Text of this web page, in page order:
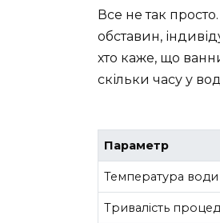
Все не так
обставин,
хто каже, що
скільки часу у
Параметр
Температура води
Тривалість